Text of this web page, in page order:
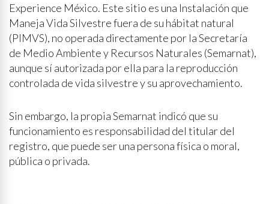
Experience México. Este sitio es una Instalación que
Maneja Vida Silvestre fuera de su hábitat natural
(PIMVS), no operada directamente por la Secretaría
de Medio Ambiente y Recursos Naturales (Semarnat),
aunque sí autorizada por ella para la reproducción
controlada de vida silvestre y su aprovechamiento.
Sin embargo, la propia Semarnat indicó que su
funcionamiento es responsabilidad del titular del
registro, que puede ser una persona física o moral,
pública o privada.